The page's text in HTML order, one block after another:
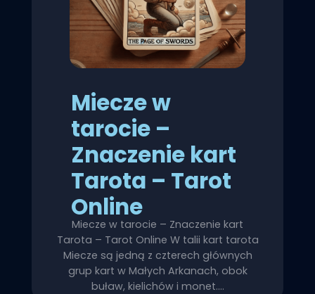
Miecze w
tarocie –
Znaczenie kart
Tarota – Tarot
Online
Miecze w tarocie – Znaczenie kart
Tarota – Tarot Online W talii kart tarota
Miecze są jedną z czterech głównych
grup kart w Małych Arkanach, obok
buław, kielichów i monet.…